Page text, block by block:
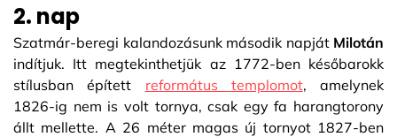
2. nap
Szatmár-beregi kalandozásunk második napját Milotán
indítjuk. Itt megtekinthetjük az 1772-ben későbarokk
stílusban épített református templomot, amelynek
1826-ig nem is volt tornya, csak egy fa harangtorony
állt mellette. A 26 méter magas új tornyot 1827-ben